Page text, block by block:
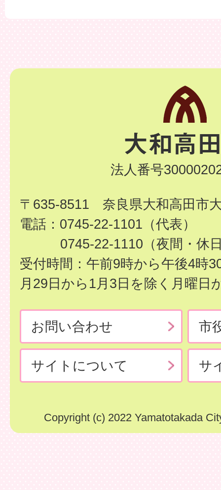
法人番号
〒635-8511 奈良県大和高田市
電話：0745-22-1101（代表）
0745-22-1110（夜間・休
受付時間：午前9時から午後4時
月29日から1月3日を除く月曜日
お問い合わせ 市
サイトについて サ
Copyright (c) 2022 Yamatotakada